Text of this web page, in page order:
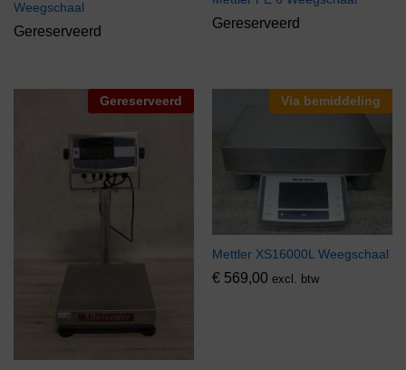
Weegschaal
Gereserveerd
Gereserveerd
Gereserveerd Via bemiddeling
Mettler XS16000L Weegschaal
€ 569,00 excl. btw